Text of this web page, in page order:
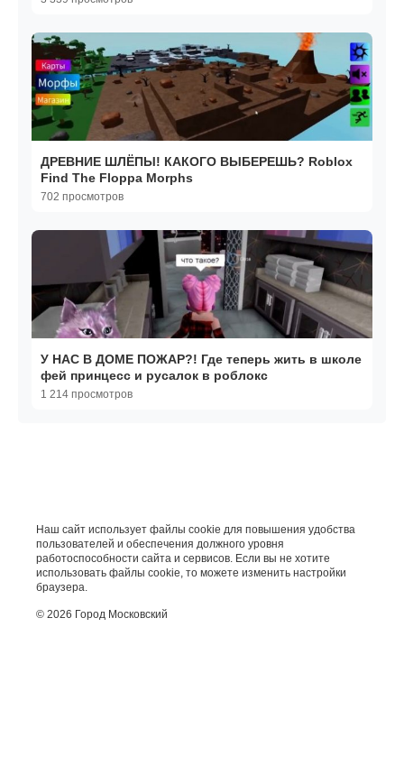
ДРЕВНИЕ ШЛЁПЫ! КАКОГО ВЫБЕРЕШЬ? Roblox
Find The Floppa Morphs
702 просмотров
У НАС В ДОМЕ ПОЖАР?! Где теперь жить в школе
фей принцесс и русалок в роблокс
1 214 просмотров
Наш сайт использует файлы cookie для повышения удобства
пользователей и обеспечения должного уровня
работоспособности сайта и сервисов. Если вы не хотите
использовать файлы cookie, то можете изменить настройки
браузера.
© 2026 Город Московский